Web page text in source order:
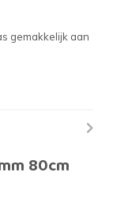
gemakkelijk aan
80cm